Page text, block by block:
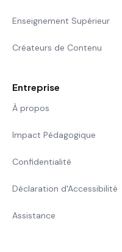
Enseignement Supérieur
Créateurs de Contenu
Entreprise
À propos
Impact Pédagogique
Confidentialité
Déclaration d'Accessibilité
Assistance